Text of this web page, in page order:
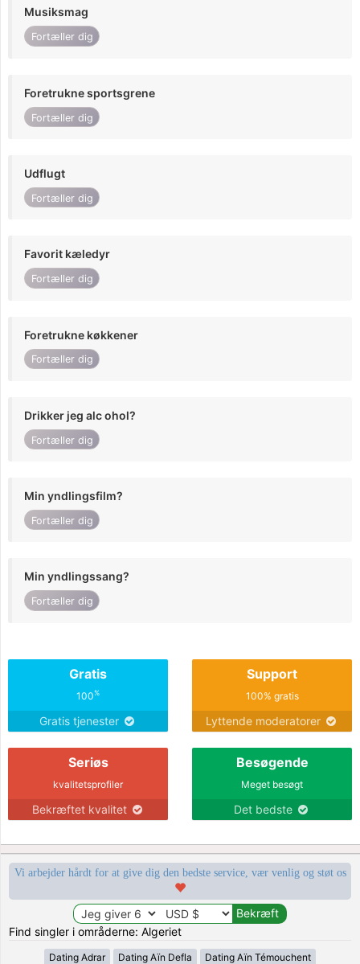
Musiksmag
Fortæller dig
Foretrukne sportsgrene
Fortæller dig
Udflugt
Fortæller dig
Favorit kæledyr
Fortæller dig
Foretrukne køkkener
Fortæller dig
Drikker jeg alc ohol?
Fortæller dig
Min yndlingsfilm?
Fortæller dig
Min yndlingssang?
Fortæller dig
Gratis
100%
Gratis tjenester
Support
100% gratis
Lyttende moderatorer
Seriøs
kvalitetsprofiler
Bekræftet kvalitet
Besøgende
Meget besøgt
Det bedste
Vi arbejder hårdt for at give dig den bedste service, vær venlig og støt os
Find singler i områderne: Algeriet
Dating Adrar Dating Aïn Defla Dating Aïn Témouchent